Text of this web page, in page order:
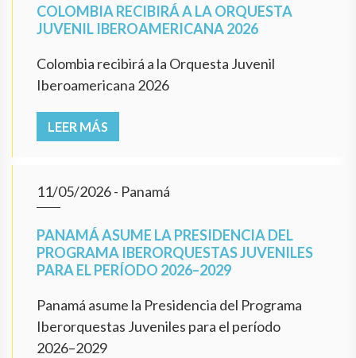
COLOMBIA RECIBIRÁ A LA ORQUESTA
JUVENIL IBEROAMERICANA 2026
Colombia recibirá a la Orquesta Juvenil
Iberoamericana 2026
LEER MÁS
11/05/2026- Panamá
PANAMÁ ASUME LA PRESIDENCIA DEL
PROGRAMA IBERORQUESTAS JUVENILES
PARA EL PERÍODO 2026–2029
Panamá asume la Presidencia del Programa
Iberorquestas Juveniles para el período
2026–2029